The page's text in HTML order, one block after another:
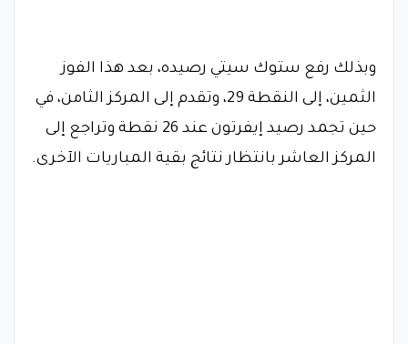
وبذلك رفع ستوك سيتي رصيده، بعد هذا الفوز
الثمين، إلى النقطة 29، وتقدم إلى المركز الثامن، في
حين تجمد رصيد إيفرتون عند 26 نقطة وتراجع إلى
المركز العاشر بانتظار نتائج بقية المباريات الآخرى.